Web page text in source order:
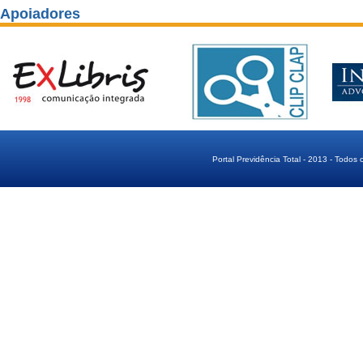
Apoiadores
Portal Previdência Total - 2013 - Todos